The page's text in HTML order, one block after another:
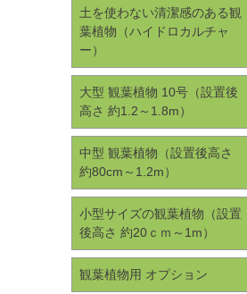
土を使わない清潔感のある観
葉植物（ハイドロカルチャ
ー）
大型 観葉植物 10号（設置後
高さ 約1.2～1.8m）
中型 観葉植物（設置後高さ
約80cm～1.2m）
小型サイズの観葉植物（設置
後高さ 約20ｃｍ～1m）
観葉植物用 オプション